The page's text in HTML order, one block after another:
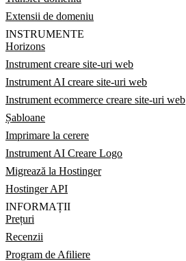
Extensii de domeniu
INSTRUMENTE
Horizons
Instrument creare site-uri web
Instrument AI creare site-uri web
Instrument ecommerce creare site-uri web
Șabloane
Imprimare la cerere
Instrument AI Creare Logo
Migrează la Hostinger
Hostinger API
INFORMAȚII
Prețuri
Recenzii
Program de Afiliere